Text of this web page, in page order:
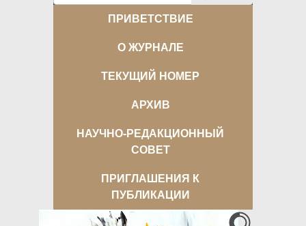
ПРИВЕТСТВИЕ
О ЖУРНАЛЕ
ТЕКУЩИЙ НОМЕР
АРХИВ
НАУЧНО-РЕДАКЦИОННЫЙ
СОВЕТ
ПРИГЛАШЕНИЯ К
ПУБЛИКАЦИИ